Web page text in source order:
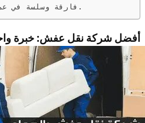
فارقة وسلسة في عملية النقل.
أفضل شركة نقل عفش: خبرة